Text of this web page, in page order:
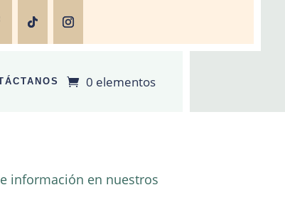
0 elementos
información en nuestros